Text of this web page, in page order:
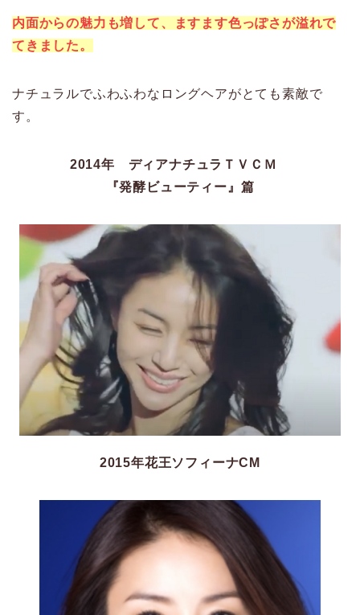
内面からの魅力も増して、ますます色っぽさが溢れで
て きました。
ナチュラルでふわふわなロングヘアがとても素敵で
す。
2014年 ディアナチュラＴＶＣＭ
『発酵ビューティー』篇
2015年花王ソフィーナCM